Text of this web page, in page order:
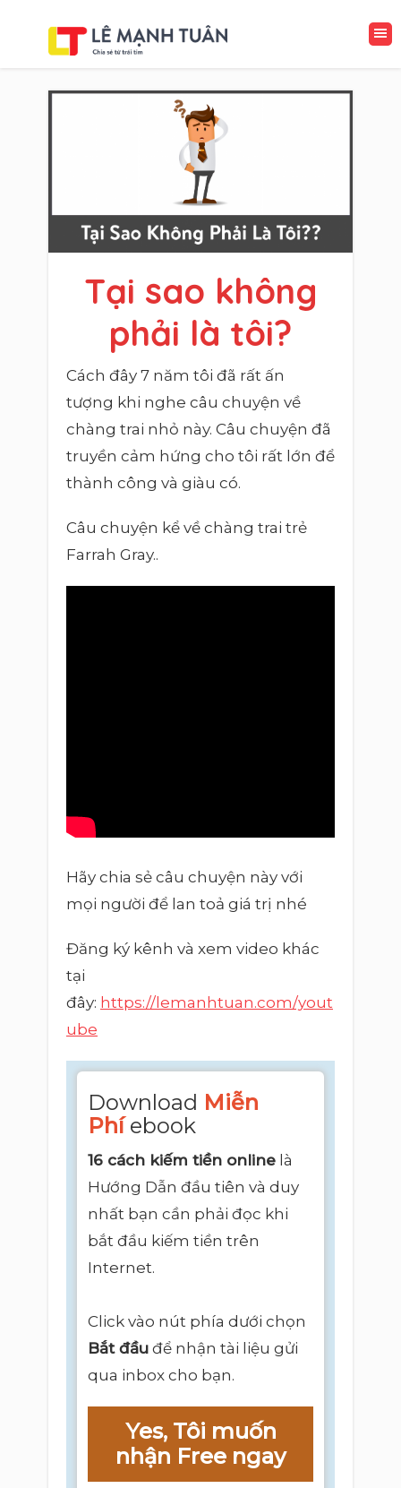
Tại sao không
phải là tôi?
Cách đây 7 năm tôi đã rất ấn
tượng khi nghe câu chuyện về
chàng trai nhỏ này. Câu chuyện đã
truyền cảm hứng cho tôi rất lớn để
thành công và giàu có.
Câu chuyện kể về chàng trai trẻ
Farrah Gray..
Hãy chia sẻ câu chuyện này với
mọi người để lan toả giá trị nhé
Đăng ký kênh và xem video khác
tại
đây: https://lemanhtuan.com/yout
ube
Downlo​​​ad Miễn
Phíebook
16 cách kiếm tiền online là
Hướng Dẫn đầu tiên và duy
nhất bạn cần phải đọc khi
bắt đầu kiếm tiền trên
Internet.
Click vào nút phía dưới chọn
Bắt đầu để nhận tài liệu gửi
qua inbox cho bạn.
Yes, Tôi muốn
nhận Free ngay